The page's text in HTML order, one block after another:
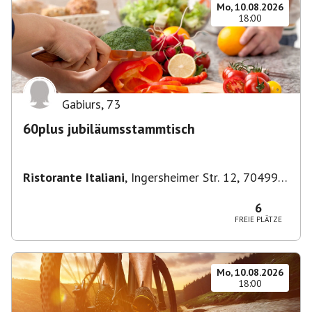
Mo, 10.08.2026
18:00
Gabiurs, 73
60plus jubiläumsstammtisch
Ristorante Italiani, Ingersheimer Str. 12, 70499
6
FREIE PLÄTZE
Mo, 10.08.2026
18:00